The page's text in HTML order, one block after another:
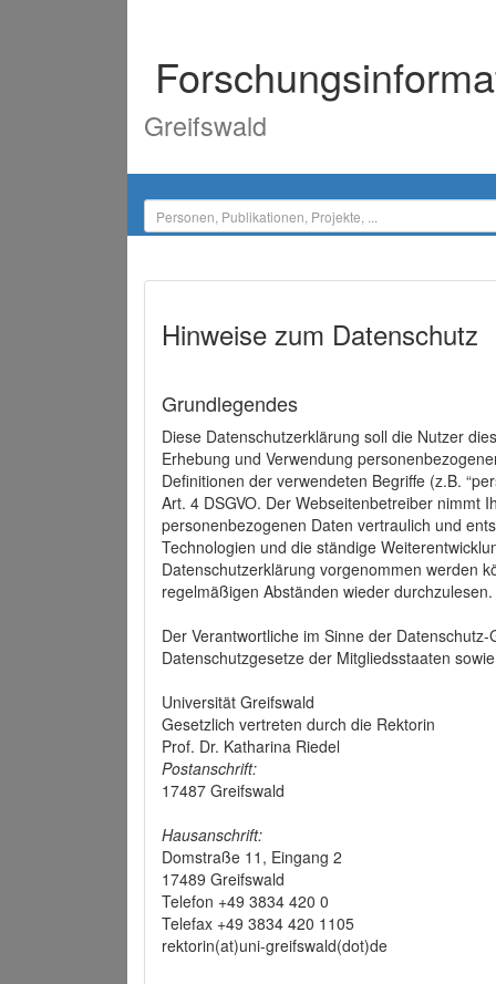
Greifswald
Hinweise zum Datenschutz
Grundlegendes
Diese Datenschutzerklärung soll die Nutzer
Erhebung und Verwendung
Definitionen der verwendeten Begriffe (z.B.
Art. 4 DSGVO. Der Webseitenbetreiber nimmt
personenbezogenen Daten vertraulich und
Technologien und die ständige
Datenschutzerklärung vorgenommen werden
regelmäßigen Abständen wieder durchzulesen.
Der Verantwortliche im Sinne der
Datenschutzgesetze der Mitgliedsstaaten
Universität Greifswald
Gesetzlich vertreten durch die Rektorin
Prof. Dr. Katharina Riedel
Postanschrift:
17487 Greifswald
Hausanschrift:
Domstraße 11, Eingang 2
17489 Greifswald
Telefon +49 3834 420 0
Telefax +49 3834 420 1105
rektorin(at)uni-greifswald(dot)de